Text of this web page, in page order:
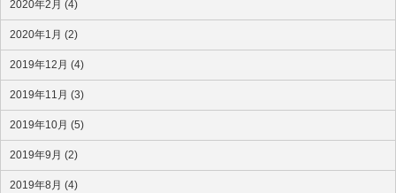
2020年2月 (4)
2020年1月 (2)
2019年12月 (4)
2019年11月 (3)
2019年10月 (5)
2019年9月 (2)
2019年8月 (4)